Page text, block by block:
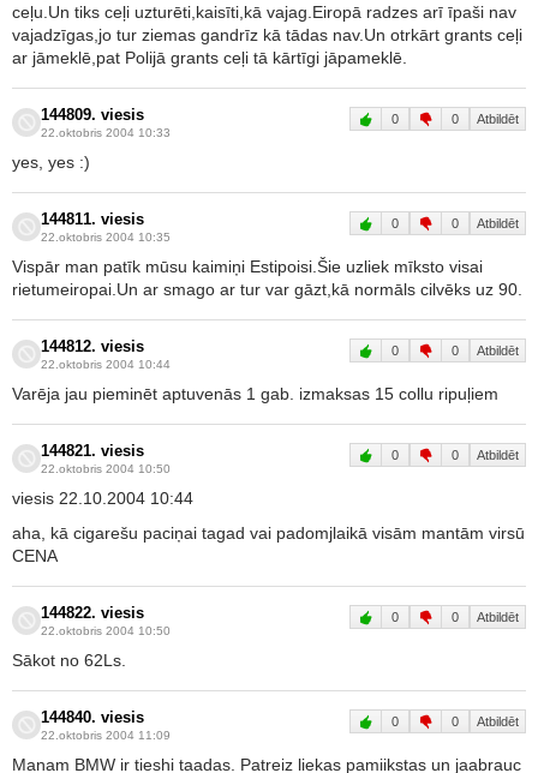
ceļu.Un tiks ceļi uzturēti,kaisīti,kā vajag.Eiropā radzes arī īpaši nav
vajadzīgas,jo tur ziemas gandrīz kā tādas nav.Un otrkārt grants ceļi
ar jāmeklē,pat Polijā grants ceļi tā kārtīgi jāpameklē.
144809. viesis
22.oktobris 2004 10:33
0 0 Atbildēt
yes, yes :)
144811. viesis
22.oktobris 2004 10:35
0 0 Atbildēt
Vispār man patīk mūsu kaimiņi Estipoisi.Šie uzliek mīksto visai
rietumeiropai.Un ar smago ar tur var gāzt,kā normāls cilvēks uz 90.
144812. viesis
22.oktobris 2004 10:44
0 0 Atbildēt
Varēja jau pieminēt aptuvenās 1 gab. izmaksas 15 collu ripuļiem
144821. viesis
22.oktobris 2004 10:50
0 0 Atbildēt
viesis 22.10.2004 10:44
aha, kā cigarešu paciņai tagad vai padomjlaikā visām mantām virsū
CENA
144822. viesis
22.oktobris 2004 10:50
0 0 Atbildēt
Sākot no 62Ls.
144840. viesis
22.oktobris 2004 11:09
0 0 Atbildēt
Manam BMW ir tieshi taadas. Patreiz liekas pamiikstas un jaabrauc